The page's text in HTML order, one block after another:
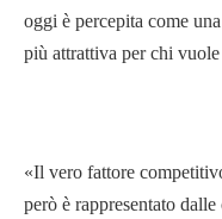
oggi è percepita come
più attrattiva per chi
«Il vero fattore
però è rappresentato